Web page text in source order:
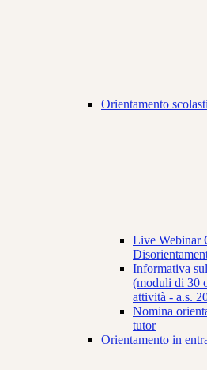
Orientamento
Live Webinar
Informativa
(moduli di 30
attività - a.s.
Nomina
tutor
Orientamento in